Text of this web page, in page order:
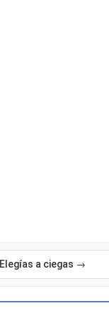
Elegías a ciegas →